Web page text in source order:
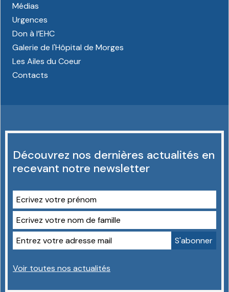
Médias
Urgences
Don à l’EHC
Galerie de l'Hôpital de Morges
Les Ailes du Coeur
Contacts
Découvrez nos dernières actualités en
recevant notre newsletter
Voir toutes nos actualités